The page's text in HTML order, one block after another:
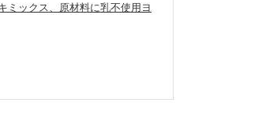
ミックス、原材料に乳不使用ヨ